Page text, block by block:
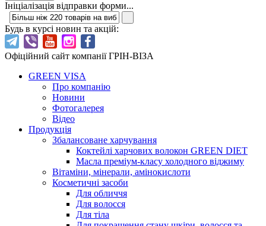
Ініціалізація відправки форми...
Будь в курсі новин та акцій:
Офіційний сайт компанії ГРІН-ВІЗА
GREEN VISA
Про компанію
Новини
Фотогалерея
Відео
Продукція
Збалансоване харчування
Коктейлі харчових волокон GREEN DIET
Масла преміум-класу холодного віджиму
Вітаміни, мінерали, амінокислоти
Косметичні засоби
Для обличчя
Для волосся
Для тіла